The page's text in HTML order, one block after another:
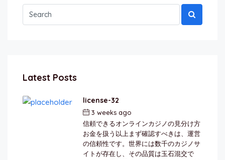
Latest Posts
license-32
3 weeks ago
信頼できるオンラインカジノの見分け方
お金を扱う以上まず確認すべきは、運営
の信頼性です。世界には数千のカジノサ
イトが存在し、その品質は玉石混交で